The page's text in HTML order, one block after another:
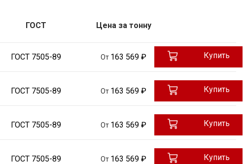
ГОСТ Цена за тонну
ГОСТ 7505-89 От 163 569 ₽ Купить
ГОСТ 7505-89 От 163 569 ₽ Купить
ГОСТ 7505-89 От 163 569 ₽ Купить
ГОСТ 7505-89 От 163 569 ₽ Купить